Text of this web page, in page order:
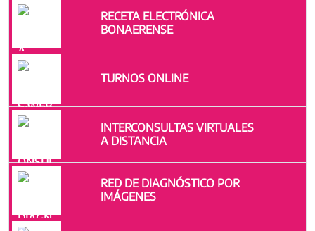
RECETA ELECTRÓNICA
BONAERENSE
TURNOS ONLINE
INTERCONSULTAS VIRTUALES
A DISTANCIA
RED DE DIAGNÓSTICO POR
IMÁGENES